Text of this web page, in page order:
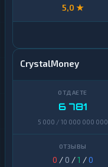
5,0 ★
CrystalMoney
6 781
5 000 / 10 000 000 000
0 / 0 /1 /0